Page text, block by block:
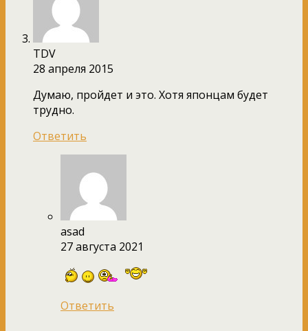
TDV
28 апреля 2015
Думаю, пройдет и это. Хотя японцам будет
трудно.
Ответить
asad
27 августа 2021
Ответить